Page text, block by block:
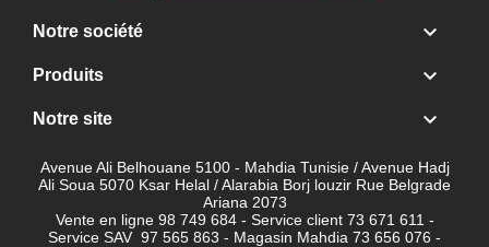
Notre société 
Produits 
Notre site 
Avenue Ali Belhouane 5100 - Mahdia Tunisie / Avenue Hadj
Ali Soua 5070 Ksar Helal / Alarabia Borj louzir Rue Belgrade
Ariana 2073
Vente en ligne 98 749 684 - Service client 73 671 611 -
Service SAV 97 565 863 - Magasin Mahdia 73 656 076 -